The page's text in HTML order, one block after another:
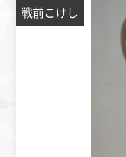
戦前こけし